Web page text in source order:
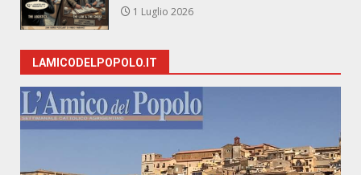
1 Luglio 2026
LAMICODELPOPOLO.IT